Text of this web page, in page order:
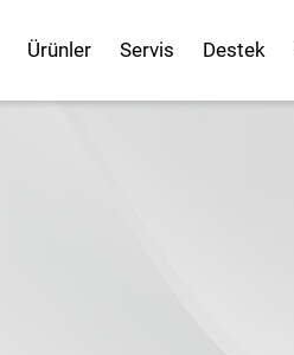
Ürünler Servis Destek